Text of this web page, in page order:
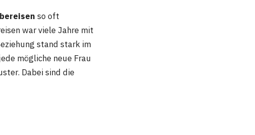
so oft
war viele Jahre mit
stand stark im
mögliche neue Frau
Dabei sind die